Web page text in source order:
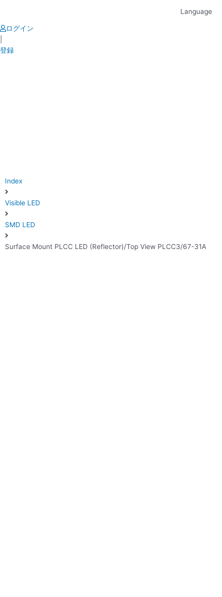
content
Language
ログイン
登録
Index
Visible LED
SMD LED
Surface Mount PLCC LED (Reflector)/Top View PLCC3/67-31A